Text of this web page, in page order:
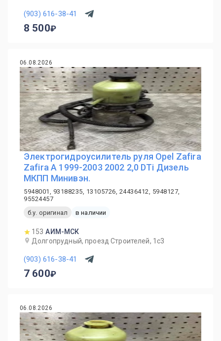
(903) 616-38-41
8 500
06.08.2026
Электрогидроусилитель руля Opel Zafira
Zafira A 1999-2003 2002 2,0 DTi Дизель
МКПП Минивэн.
5948001, 93188235, 13105726, 24436412, 5948127,
95524457
б.у. оригинал
в наличии
153 АИМ-МСК
Долгопрудный, проезд Строителей, 1с3
(903) 616-38-41
7 600
06.08.2026